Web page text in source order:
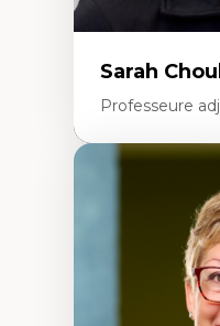
Sarah
Professeure
technologies
Données
Bioart,
Histoire
technologies